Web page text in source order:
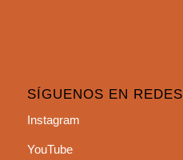
SÍGUENOS EN REDES
Instagram
YouTube